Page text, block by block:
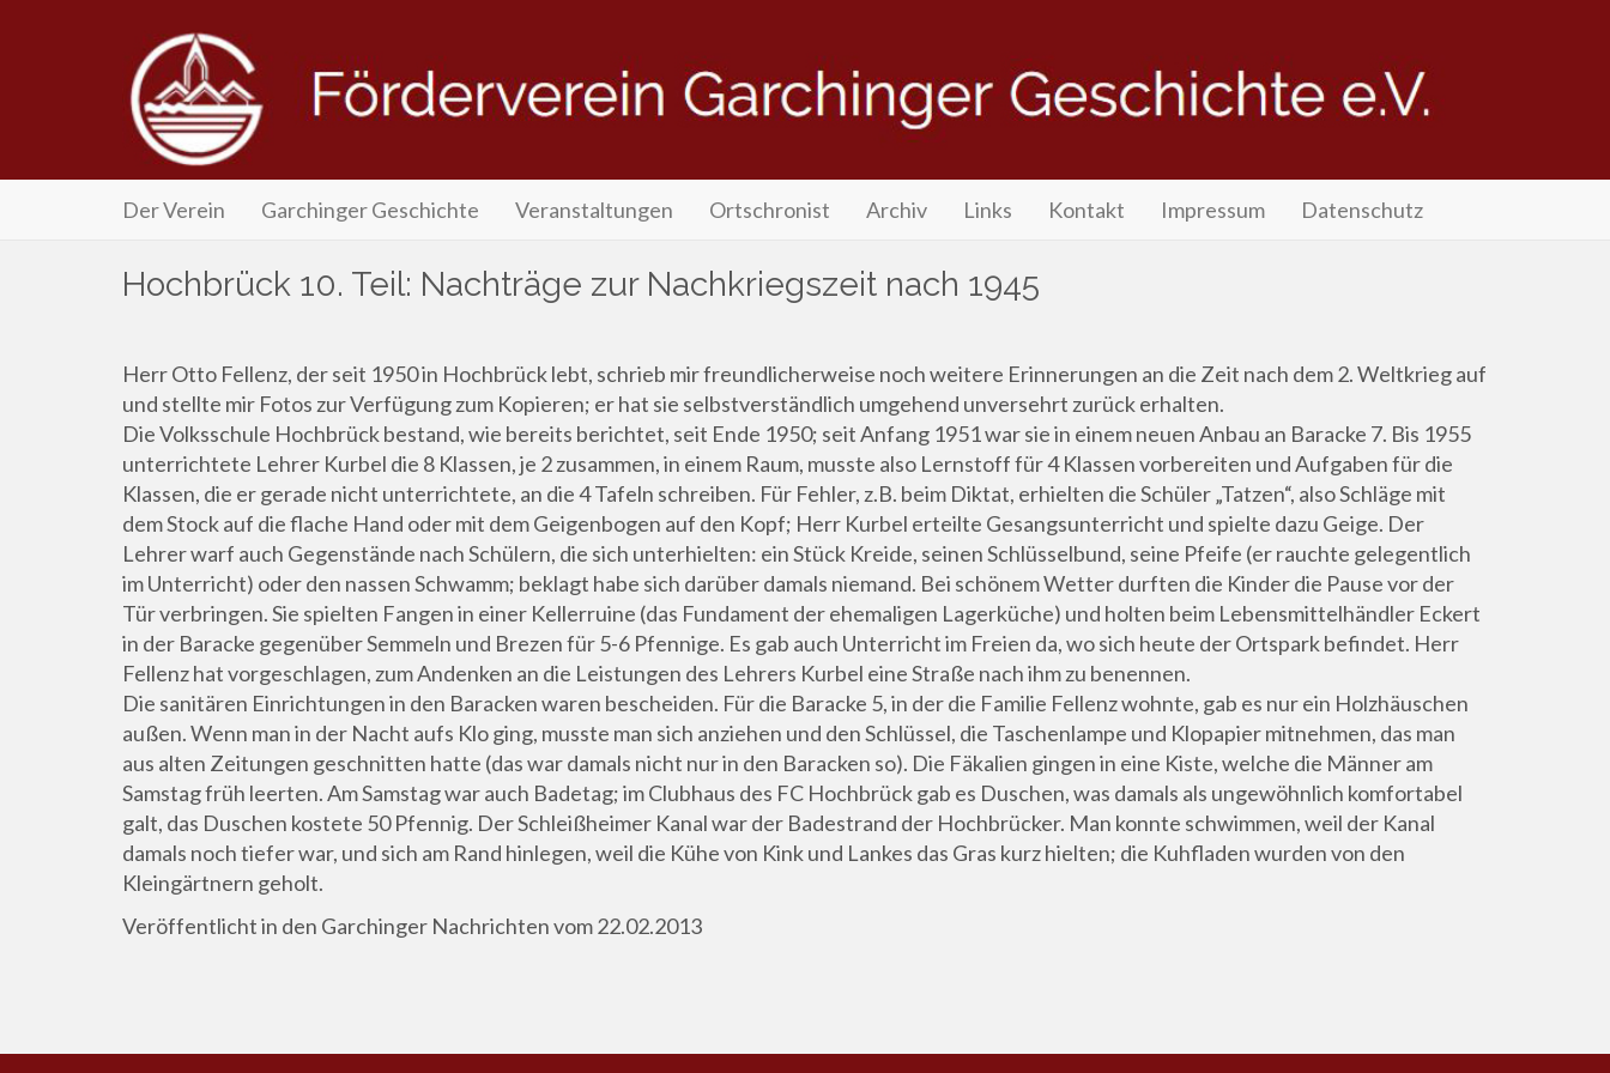
Förderverein Garchinger Geschichte e.V.
Der Verein Garchinger Geschichte Veranstaltungen Ortschronist Archiv Links Kontakt Impressum Datenschutz
Hochbrück 10. Teil: Nachträge zur Nachkriegszeit nach 1945
Herr Otto Fellenz, der seit 1950 in Hochbrück lebt, schrieb mir freundlicherweise noch weitere Erinnerungen an die Zeit nach dem 2. Weltkrieg auf
und stellte mir Fotos zur Verfügung zum Kopieren; er hat sie selbstverständlich umgehend unversehrt zurück erhalten.
Die Volksschule Hochbrück bestand, wie bereits berichtet, seit Ende 1950; seit Anfang 1951 war sie in einem neuen Anbau an Baracke 7. Bis 1955
unterrichtete Lehrer Kurbel die 8 Klassen, je 2 zusammen, in einem Raum, musste also Lernstoff für 4 Klassen vorbereiten und Aufgaben für die
Klassen, die er gerade nicht unterrichtete, an die 4 Tafeln schreiben. Für Fehler, z.B. beim Diktat, erhielten die Schüler „Tatzen“, also Schläge mit
dem Stock auf die flache Hand oder mit dem Geigenbogen auf den Kopf; Herr Kurbel erteilte Gesangsunterricht und spielte dazu Geige. Der
Lehrer warf auch Gegenstände nach Schülern, die sich unterhielten: ein Stück Kreide, seinen Schlüsselbund, seine Pfeife (er rauchte gelegentlich
im Unterricht) oder den nassen Schwamm; beklagt habe sich darüber damals niemand. Bei schönem Wetter durften die Kinder die Pause vor der
Tür verbringen. Sie spielten Fangen in einer Kellerruine (das Fundament der ehemaligen Lagerküche) und holten beim Lebensmittelhändler Eckert
in der Baracke gegenüber Semmeln und Brezen für 5-6 Pfennige. Es gab auch Unterricht im Freien da, wo sich heute der Ortspark befindet. Herr
Fellenz hat vorgeschlagen, zum Andenken an die Leistungen des Lehrers Kurbel eine Straße nach ihm zu benennen.
Die sanitären Einrichtungen in den Baracken waren bescheiden. Für die Baracke 5, in der die Familie Fellenz wohnte, gab es nur ein Holzhäuschen
außen. Wenn man in der Nacht aufs Klo ging, musste man sich anziehen und den Schlüssel, die Taschenlampe und Klopapier mitnehmen, das man
aus alten Zeitungen geschnitten hatte (das war damals nicht nur in den Baracken so). Die Fäkalien gingen in eine Kiste, welche die Männer am
Samstag früh leerten. Am Samstag war auch Badetag; im Clubhaus des FC Hochbrück gab es Duschen, was damals als ungewöhnlich komfortabel
galt, das Duschen kostete 50 Pfennig. Der Schleißheimer Kanal war der Badestrand der Hochbrücker. Man konnte schwimmen, weil der Kanal
damals noch tiefer war, und sich am Rand hinlegen, weil die Kühe von Kink und Lankes das Gras kurz hielten; die Kuhfladen wurden von den
Kleingärtnern geholt.
Veröffentlicht in den Garchinger Nachrichten vom 22.02.2013